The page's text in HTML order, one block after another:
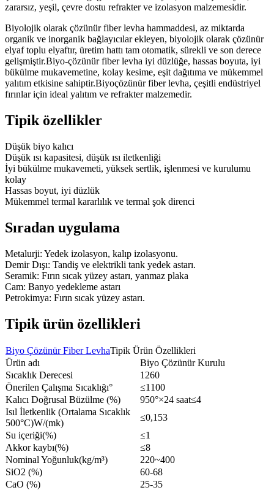
zararsız, yeşil, çevre dostu refrakter ve izolasyon malzemesidir.
Biyolojik olarak çözünür fiber levha hammaddesi, az miktarda
organik ve inorganik bağlayıcılar ekleyen, biyolojik olarak çözünür
elyaf toplu elyaftır, üretim hattı tam otomatik, sürekli ve son derece
gelişmiştir.Biyo-çözünür fiber levha iyi düzlüğe, hassas boyuta, iyi
bükülme mukavemetine, kolay kesime, eşit dağıtıma ve mükemmel
yalıtım etkisine sahiptir.Biyoçözünür fiber levha, çeşitli endüstriyel
fırınlar için ideal yalıtım ve refrakter malzemedir.
Tipik özellikler
Düşük biyo kalıcı
Düşük ısı kapasitesi, düşük ısı iletkenliği
İyi bükülme mukavemeti, yüksek sertlik, işlenmesi ve kurulumu
kolay
Hassas boyut, iyi düzlük
Mükemmel termal kararlılık ve termal şok direnci
Sıradan uygulama
Metalurji: Yedek izolasyon, kalıp izolasyonu.
Demir Dışı: Tandiş ve elektrikli tank yedek astarı.
Seramik: Fırın sıcak yüzey astarı, yanmaz plaka
Cam: Banyo yedekleme astarı
Petrokimya: Fırın sıcak yüzey astarı.
Tipik ürün özellikleri
Biyo Çözünür Fiber LevhaTipik Ürün Özellikleri
Ürün adı
Biyo Çözünür Kurulu
Sıcaklık Derecesi
1260
Önerilen Çalışma Sıcaklığı°
≤1100
Kalıcı Doğrusal Büzülme (%)
950°×24 saat≤4
Isıl İletkenlik (Ortalama Sıcaklık
500°C)W/(mk)
≤0,153
Su içeriği(%)
≤1
Akkor kaybı(%)
≤8
Nominal Yoğunluk(kg/m³)
220~400
SiO2 (%)
60-68
CaO (%)
25-35